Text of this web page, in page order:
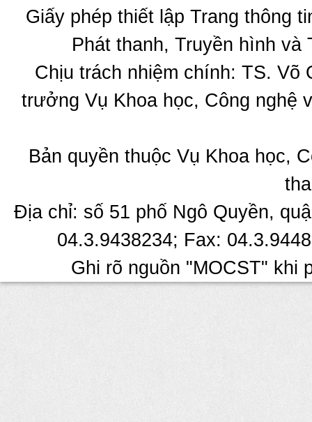
Giấy phép thiết lập Trang thông
Phát thanh, Truyền hình
Chịu trách nhiệm chính: TS.
trưởng Vụ Khoa học, Công nghệ
Bản quyền thuộc Vụ Khoa học,
Địa chỉ: số 51 phố Ngô Quyền,
04.3.9438234; Fax:
Ghi rõ nguồn "MOCST" khi